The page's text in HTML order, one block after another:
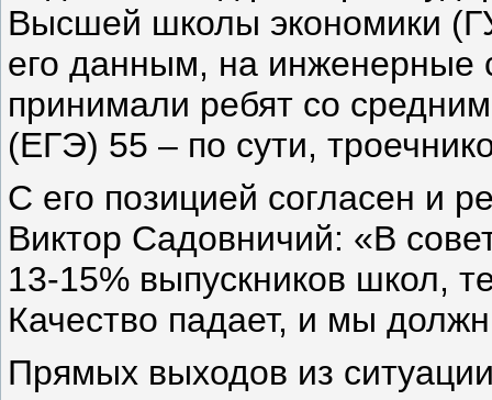
Высшей школы экономики
его данным, на инженерные
принимали ребят со
(ЕГЭ) 55 – по сути,
С его позицией согласен и
Виктор Садовничий: «В
13-15% выпускников школ,
Качество падает, и мы
Прямых выходов из